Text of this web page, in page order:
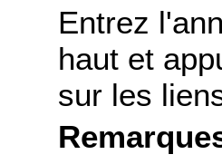
Entrez
haut et
sur les